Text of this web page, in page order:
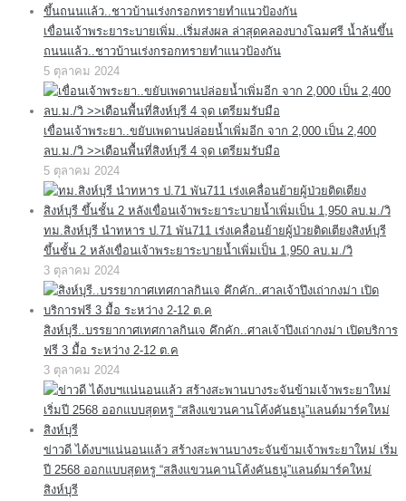
เขื่อนเจ้าพระยาระบายเพิ่ม..เริ่มส่งผล ล่าสุดคลองบางโฉมศรี น้ำล้นขึ้น
ถนนแล้ว..ชาวบ้านเร่งกรอกทรายทำแนวป้องกัน
5 ตุลาคม 2024
เขื่อนเจ้าพระยา..ขยับเพดานปล่อยน้ำเพิ่มอีก จาก 2,000 เป็น 2,400
ลบ.ม./วิ >>เตือนพื้นที่สิงห์บุรี 4 จุด เตรียมรับมือ
5 ตุลาคม 2024
ทม.สิงห์บุรี นำทหาร ป.71 พัน711 เร่งเคลื่อนย้ายผู้ป่วยติดเตียงสิงห์บุรี
ขึ้นชั้น 2 หลังเขื่อนเจ้าพระยาระบายน้ำเพิ่มเป็น 1,950 ลบ.ม./วิ
3 ตุลาคม 2024
สิงห์บุรี..บรรยากาศเทศกาลกินเจ คึกคัก..ศาลเจ้าปึงเถ่ากงม่า เปิดบริการ
ฟรี 3 มื้อ ระหว่าง 2-12 ต.ค
3 ตุลาคม 2024
ข่าวดี ได้งบฯแน่นอนแล้ว สร้างสะพานบางระจันข้ามเจ้าพระยาใหม่ เริ่ม
ปี 2568 ออกแบบสุดหรู “สลิงแขวนคานโค้งคันธนู”แลนด์มาร์คใหม่
สิงห์บุรี